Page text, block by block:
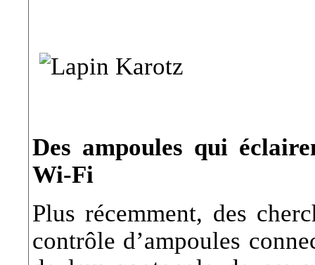
Des ampoules qui
Wi-Fi
Plus récemment, des
contrôle d’ampoules